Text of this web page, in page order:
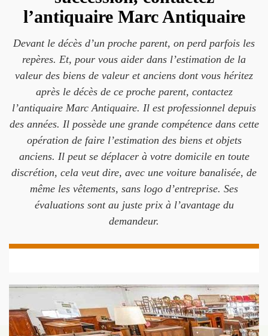
l’antiquaire Marc Antiquaire
Devant le décès d’un proche parent, on perd parfois les
repères. Et, pour vous aider dans l’estimation de la
valeur des biens de valeur et anciens dont vous héritez
après le décès de ce proche parent, contactez
l’antiquaire Marc Antiquaire. Il est professionnel depuis
des années. Il possède une grande compétence dans cette
opération de faire l’estimation des biens et objets
anciens. Il peut se déplacer à votre domicile en toute
discrétion, cela veut dire, avec une voiture banalisée, de
même les vêtements, sans logo d’entreprise. Ses
évaluations sont au juste prix à l’avantage du
demandeur.